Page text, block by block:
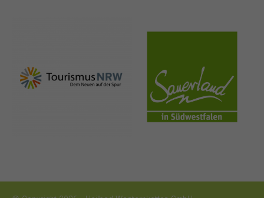
nrw-
tourismus.de
sauerland.co
m